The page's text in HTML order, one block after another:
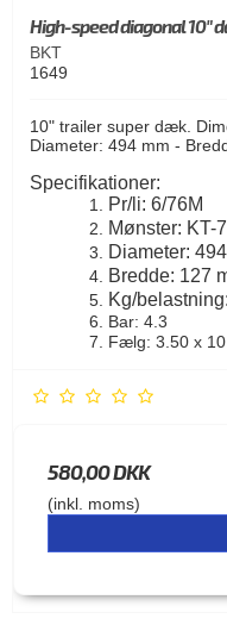
High-speed diagonal 10"
BKT
1649
10" trailer super dæk.
Diameter: 494 mm -
Specifikationer:
Pr/li: 6/76M
Mønster: KT-
Diameter:
Bredde: 127
Kg/
Bar: 4.3
Fælg: 3.50 x 10
580,00 DKK
(inkl. moms)